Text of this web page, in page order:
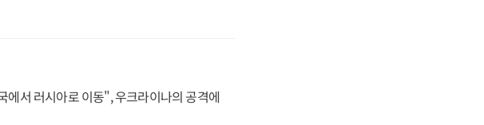
에서 러시아로 이동", 우크라이나의 공격에